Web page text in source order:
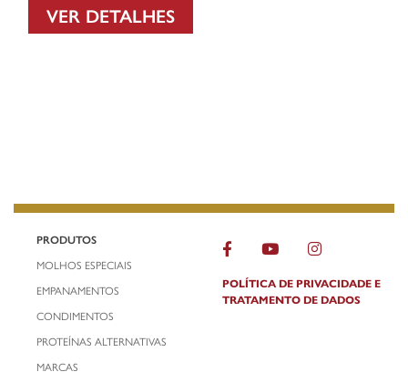
VER DETALHES
PRODUTOS
MOLHOS ESPECIAIS
EMPANAMENTOS
CONDIMENTOS
PROTEÍNAS ALTERNATIVAS
MARCAS
POLÍTICA DE PRIVACIDADE E
TRATAMENTO DE DADOS